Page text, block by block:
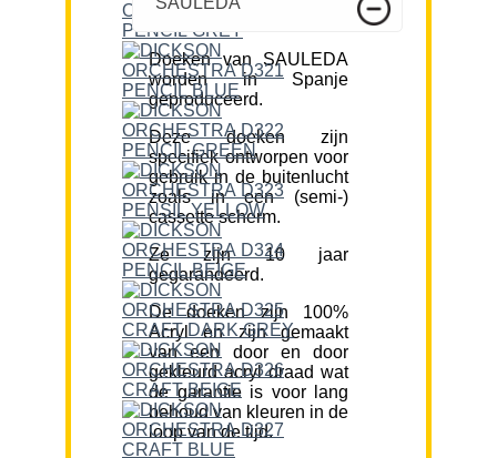
Doeken van SAULEDA
worden in Spanje
geproduceerd.
Deze doeken zijn
specifiek ontworpen voor
gebruik in de buitenlucht
zoals in een (semi-)
cassette scherm.
Ze zijn 10 jaar
gegarandeerd.
De doeken zijn 100%
Acryl en zijn gemaakt
van een door en door
gekleurd acryl draad wat
de garantie is voor lang
behoud van kleuren in de
loop van de tijd.